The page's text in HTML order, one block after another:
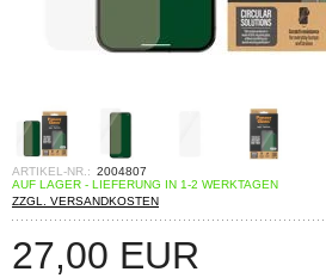
ARTIKEL-NR.: 2004807
AUF LAGER - LIEFERUNG IN 1-2 WERKTAGEN
ZZGL. VERSANDKOSTEN
27,00 EUR